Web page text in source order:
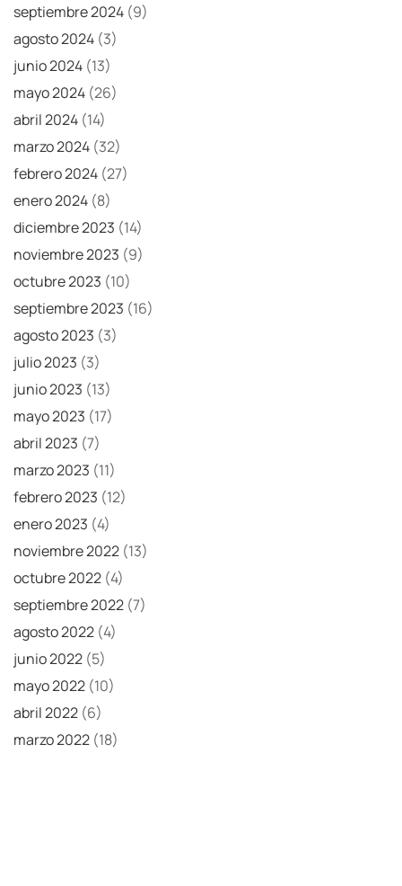
septiembre 2024 (9)
agosto 2024 (3)
junio 2024 (13)
mayo 2024 (26)
abril 2024 (14)
marzo 2024 (32)
febrero 2024 (27)
enero 2024 (8)
diciembre 2023 (14)
noviembre 2023 (9)
octubre 2023 (10)
septiembre 2023 (16)
agosto 2023 (3)
julio 2023 (3)
junio 2023 (13)
mayo 2023 (17)
abril 2023 (7)
marzo 2023 (11)
febrero 2023 (12)
enero 2023 (4)
noviembre 2022 (13)
octubre 2022 (4)
septiembre 2022 (7)
agosto 2022 (4)
junio 2022 (5)
mayo 2022 (10)
abril 2022 (6)
marzo 2022 (18)